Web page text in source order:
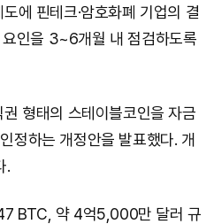
에 핀테크·암호화폐 기업의 결
인을 3~6개월 내 점검하도록
형태의 스테이블코인을 자금
정하는 개정안을 발표했다. 개
.
BTC, 약 4억5,000만 달러 규